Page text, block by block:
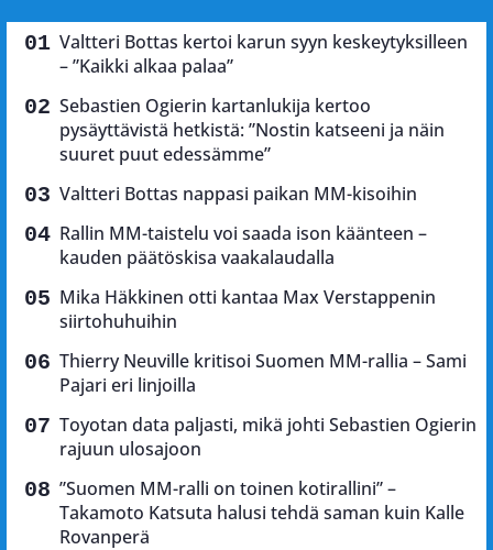
Valtteri Bottas kertoi karun syyn keskeytyksilleen
– ”Kaikki alkaa palaa”
Sebastien Ogierin kartanlukija kertoo
pysäyttävistä hetkistä: ”Nostin katseeni ja näin
suuret puut edessämme”
Valtteri Bottas nappasi paikan MM-kisoihin
Rallin MM-taistelu voi saada ison käänteen –
kauden päätöskisa vaakalaudalla
Mika Häkkinen otti kantaa Max Verstappenin
siirtohuhuihin
Thierry Neuville kritisoi Suomen MM-rallia – Sami
Pajari eri linjoilla
Toyotan data paljasti, mikä johti Sebastien Ogierin
rajuun ulosajoon
”Suomen MM-ralli on toinen kotirallini” –
Takamoto Katsuta halusi tehdä saman kuin Kalle
Rovanperä